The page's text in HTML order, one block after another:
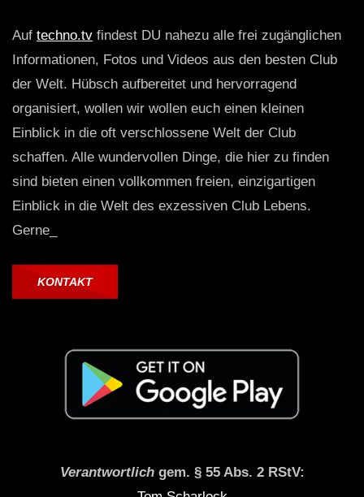
Auf techno.tv findest DU nahezu alle frei zugänglichen
Informationen, Fotos und Videos aus den besten Club
der Welt. Hübsch aufbereitet und hervorragend
organisiert, wollen wir wollen euch einen kleinen
Einblick in die oft verschlossene Welt der Club
schaffen. Alle wundervollen Dinge, die hier zu finden
sind bieten einen vollkommen freien, einzigartigen
Einblick in die Welt des exzessiven Club Lebens.
Gerne_
KONTAKT
Verantwortlichgem. § 55 Abs. 2 RStV: